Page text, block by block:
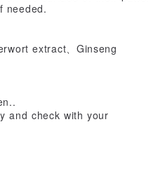
needed.
extract、Ginseng
and check with your